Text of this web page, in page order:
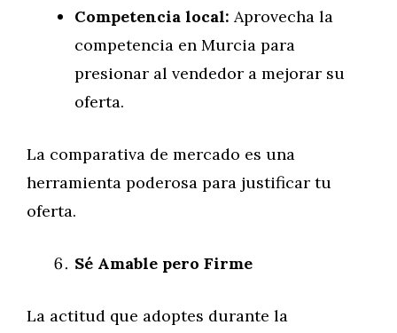
Competencia local: Aprovecha la
competencia en Murcia para
presionar al vendedor a mejorar su
oferta.
La comparativa de mercado es una
herramienta poderosa para justificar tu
oferta.
Sé Amable pero Firme
La actitud que adoptes durante la